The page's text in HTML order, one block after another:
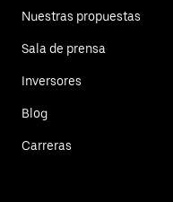
Nuestras propuestas
Sala de prensa
Inversores
Blog
Carreras